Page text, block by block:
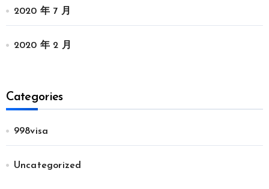
2020 年 7 月
2020 年 2 月
Categories
998visa
Uncategorized